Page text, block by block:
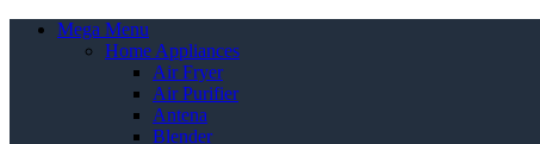
Mega Menu
Home Appliances
Air Fryer
Air Purifier
Antena
Blender